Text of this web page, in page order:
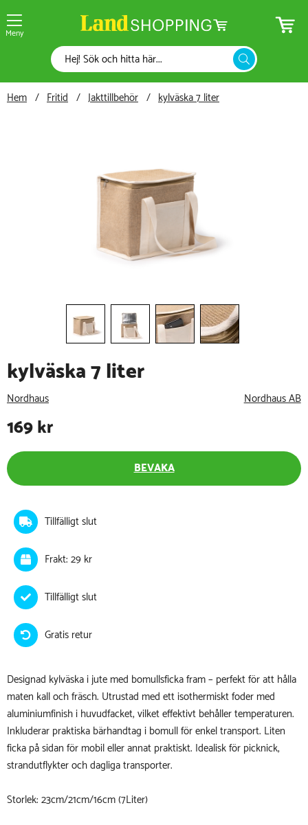
Meny
Hem Fritid Jakttillbehör kylväska 7 liter
kylväska 7 liter
Nordhaus Nordhaus AB
169kr
BEVAKA
Tillfälligt slut
Frakt: 29 kr
Gratis retur
Designad kylväska i jute med bomullsficka fram – perfekt för att hålla
maten kall och fräsch. Utrustad med ett isothermiskt foder med
aluminiumfinish i huvudfacket, vilket effektivt behåller temperaturen.
Inkluderar praktiska bärhandtag i bomull för enkel transport. Liten
ficka på sidan för mobil eller annat praktiskt. Idealisk för picknick,
strandutflykter och dagliga transporter.
Storlek: 23cm/21cm/16cm (7Liter)